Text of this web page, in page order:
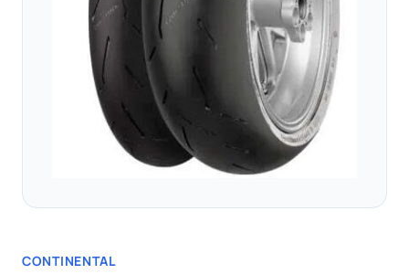
CONTINENTAL